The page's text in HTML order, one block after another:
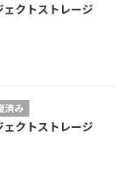
ェクトストレージ
済み
ェクトストレージ